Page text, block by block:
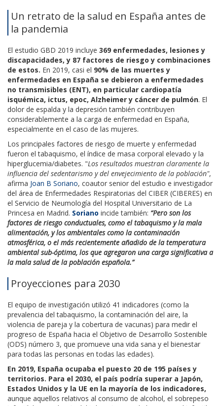
Un retrato de la salud en España antes de
la pandemia
El estudio GBD 2019 incluye 369 enfermedades, lesiones y
discapacidades, y 87 factores de riesgo y combinaciones
de estos. En 2019, casi el 90% de las muertes y
enfermedades en España se debieron a enfermedades
no transmisibles (ENT), en particular cardiopatía
isquémica, ictus, epoc, Alzheimer y cáncer de pulmón. El
dolor de espalda y la depresión también contribuyen
considerablemente a la carga de enfermedad en España,
especialmente en el caso de las mujeres.
Los principales factores de riesgo de muerte y enfermedad
fueron el tabaquismo, el índice de masa corporal elevado y la
hiperglucemia/diabetes. "Los resultados muestran claramente la
influencia del sedentarismo y del envejecimiento de la población",
afirma Joan B Soriano, coautor senior del estudio e investigador
del área de Enfermedades Respiratorias del CIBER (CIBERES) en
el Servicio de Neumología del Hospital Universitario de La
Princesa en Madrid. Soriano incide también: “Pero son los
factores de riesgo conductuales, como el tabaquismo y la mala
alimentación, y los ambientales como la contaminación
atmosférica, o el más recientemente añadido de la temperatura
ambiental sub-óptima, los que agregaron una carga significativa a
la mala salud de la población española.”
Proyecciones para 2030
El equipo de investigación utilizó 41 indicadores (como la
prevalencia del tabaquismo, la contaminación del aire, la
violencia de pareja y la cobertura de vacunas) para medir el
progreso de España hacia el Objetivo de Desarrollo Sostenible
(ODS) número 3, que promueve una vida sana y el bienestar
para todas las personas en todas las edades).
En 2019, España ocupaba el puesto 20 de 195 países y
territorios. Para el 2030, el país podría superar a Japón,
Estados Unidos y la UE en la mayoría de los indicadores,
aunque aquellos relativos al consumo de alcohol, el sobrepeso